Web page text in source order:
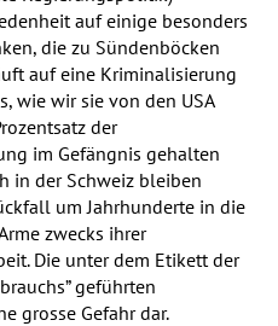
auf einige besonders
die zu Sündenböcken
auf eine Kriminalisierung
wie wir sie von den USA
der
im Gefängnis gehalten
in der Schweiz bleiben
um Jahrhunderte in die
zwecks ihrer
Die unter dem Etikett der
geführten
grosse Gefahr dar.